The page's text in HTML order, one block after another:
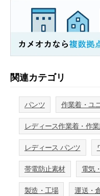
関連カテゴリ
パンツ 作業着・ユ
レディース作業着・作
レディース パンツ
帯電防止素材 電気
製造・工場 運送・